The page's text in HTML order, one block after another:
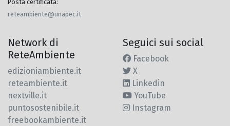
Posta certificata:
reteambiente@unapec.it
Network di
ReteAmbiente
edizioniambiente.it
reteambiente.it
nextville.it
puntosostenibile.it
freebookambiente.it
Seguici sui social
Facebook
X
Linkedin
YouTube
Instagram